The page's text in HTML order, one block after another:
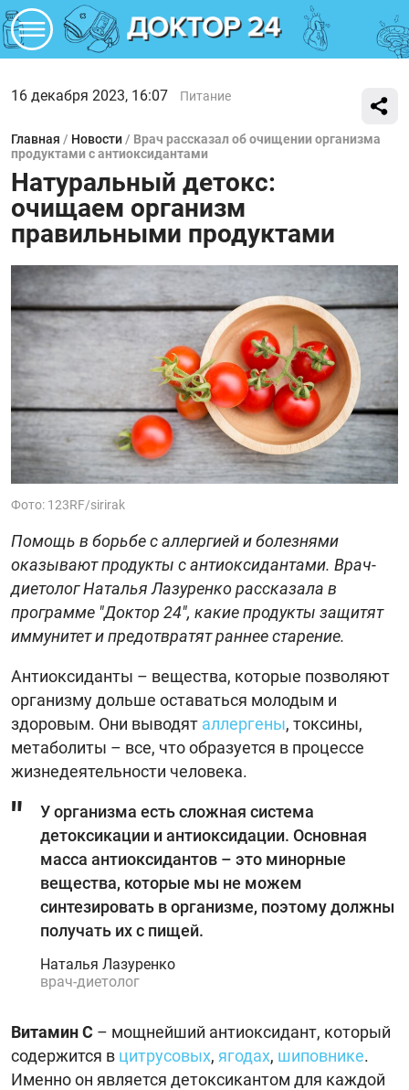
16 декабря 2023, 16:07 Питание
Главная / Новости / Врач рассказал об очищении организма
продуктами с антиоксидантами
Натуральный детокс:
очищаем организм
правильными продуктами
Фото: 123RF/sirirak
Помощь в борьбе с аллергией и болезнями
оказывают продукты с антиоксидантами. Врач-
диетолог Наталья Лазуренко рассказала в
программе "Доктор 24", какие продукты защитят
иммунитет и предотвратят раннее старение.
Антиоксиданты – вещества, которые позволяют
организму дольше оставаться молодым и
здоровым. Они выводят аллергены, токсины,
метаболиты – все, что образуется в процессе
жизнедеятельности человека.
У организма есть сложная система
детоксикации и антиоксидации. Основная
масса антиоксидантов – это минорные
вещества, которые мы не можем
синтезировать в организме, поэтому должны
получать их с пищей.
Наталья Лазуренко
врач-диетолог
Витамин С – мощнейший антиоксидант, который
содержится в цитрусовых, ягодах, шиповнике.
Именно он является детоксикантом для каждой